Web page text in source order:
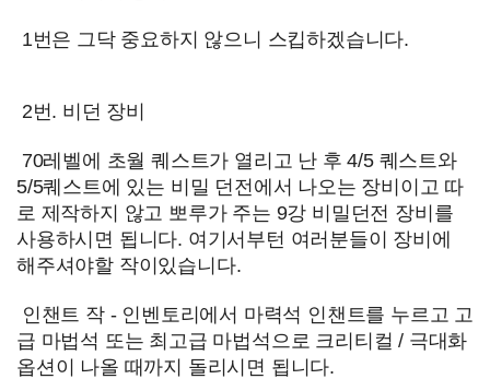
1번은 그닥 중요하지 않으니 스킵하겠습니다.
2번. 비던 장비
70레벨에 초월 퀘스트가 열리고 난 후 4/5 퀘스트와
5/5퀘스트에 있는 비밀 던전에서 나오는 장비이고 따
로 제작하지 않고 뽀루가 주는 9강 비밀던전 장비를
사용하시면 됩니다. 여기서부턴 여러분들이 장비에
해주셔야할 작이있습니다.
인챈트 작 - 인벤토리에서 마력석 인챈트를 누르고 고
급 마법석 또는 최고급 마법석으로 크리티컬 / 극대화
옵션이 나올 때까지 돌리시면 됩니다.